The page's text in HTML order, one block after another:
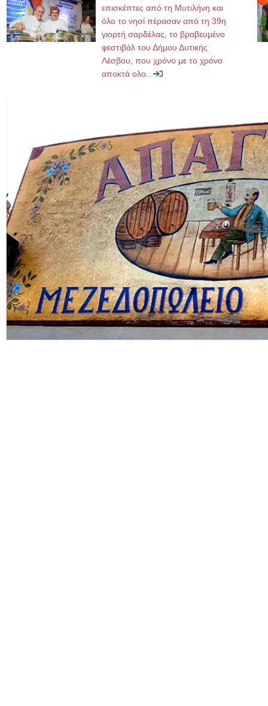
επισκέπτες από τη Μυτιλήνη και
όλο το νησί πέρασαν από τη 39η
γιορτή σαρδέλας, το βραβευμένο
φεστιβάλ του Δήμου Δυτικής
Λέσβου, που χρόνο με το χρόνο
αποκτά ολο...